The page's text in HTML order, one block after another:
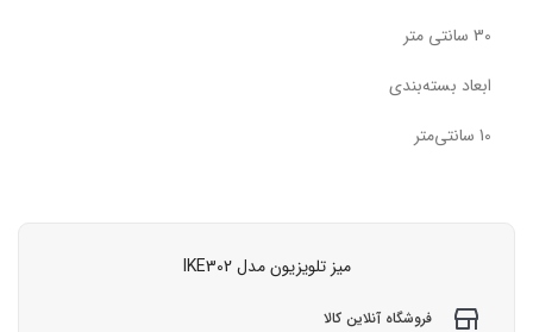
30 سانتی متر
ابعاد بسته‌بندی
10 سانتی‌متر
میز تلویزیون مدل IKE302
فروشگاه آنلاین کالا